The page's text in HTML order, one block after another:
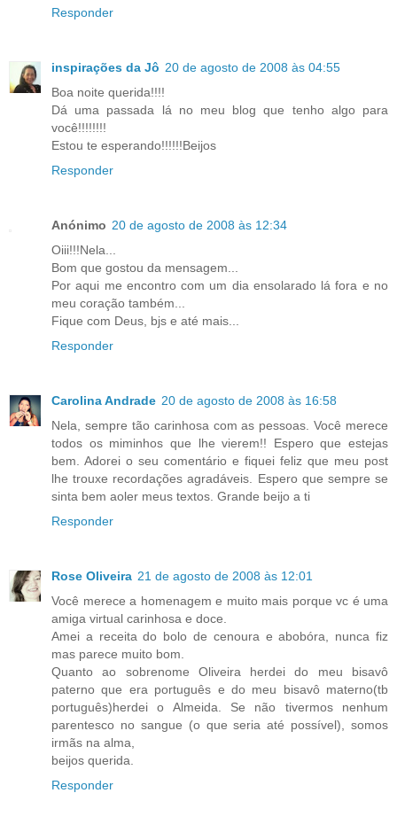
Responder
inspirações da Jô 20 de agosto de 2008 às 04:55
Boa noite querida!!!!
Dá uma passada lá no meu blog que tenho algo para
você!!!!!!!!
Estou te esperando!!!!!!Beijos
Responder
Anónimo 20 de agosto de 2008 às 12:34
Oiii!!!Nela...
Bom que gostou da mensagem...
Por aqui me encontro com um dia ensolarado lá fora e no
meu coração também...
Fique com Deus, bjs e até mais...
Responder
Carolina Andrade 20 de agosto de 2008 às 16:58
Nela, sempre tão carinhosa com as pessoas. Você merece
todos os miminhos que lhe vierem!! Espero que estejas
bem. Adorei o seu comentário e fiquei feliz que meu post
lhe trouxe recordações agradáveis. Espero que sempre se
sinta bem aoler meus textos. Grande beijo a ti
Responder
Rose Oliveira 21 de agosto de 2008 às 12:01
Você merece a homenagem e muito mais porque vc é uma
amiga virtual carinhosa e doce.
Amei a receita do bolo de cenoura e abobóra, nunca fiz
mas parece muito bom.
Quanto ao sobrenome Oliveira herdei do meu bisavô
paterno que era português e do meu bisavô materno(tb
português)herdei o Almeida. Se não tivermos nenhum
parentesco no sangue (o que seria até possível), somos
irmãs na alma,
beijos querida.
Responder